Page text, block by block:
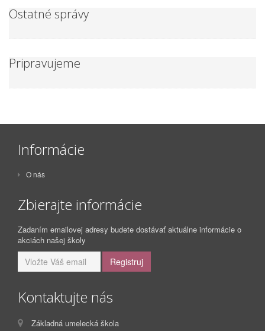
Ostatné správy
Pripravujeme
Informácie
O nás
Zbierajte informácie
Zadaním emailovej adresy budete dostávať aktuálne informácie o
akciách našej školy
Kontaktujte nás
Základná umelecká škola